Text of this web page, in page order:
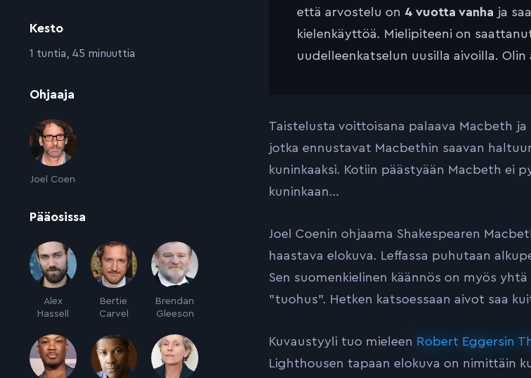
Kesto
:1 tuntia, 45 minuuttia
Ohjaaja
Joel Coen
Pääosissa
Alex
Hassell
Bertie
Carvel
Brendan
Gleeson
että arvostelu on 4 vuotta vanha ja
kielenkäyttöä. Mielipiteeni on
uudelleenkatselun uusilla aivoilla.
Taistelusta voittoisana palaava Macbeth
jotka ennustavat Macbethin saavan
kuninkaaksi. Kotiin päästyään Macbeth ei
kuninkaan…
Joel Coenin ohjaama Shakespearen
haastava elokuva. Leffassa puhutaan
Sen suomenkielinen käännös on myös
”tuohus”. Hetken katsoessaan aivot saa
Kuvaustyyli tuo mieleen Robert Eggersin
Lighthousen tapaan elokuva on nimittäin